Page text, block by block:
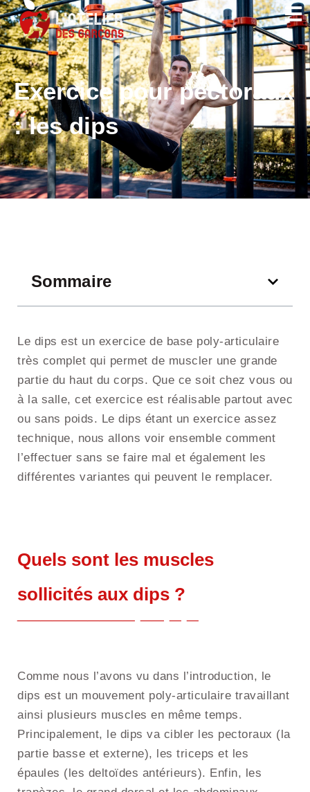
Exercice pour pectoraux
: les dips
Sommaire
Le dips est un exercice de base poly-articulaire
très complet qui permet de muscler une grande
partie du haut du corps. Que ce soit chez vous ou
à la salle, cet exercice est réalisable partout avec
ou sans poids. Le dips étant un exercice assez
technique, nous allons voir ensemble comment
l’effectuer sans se faire mal et également les
différentes variantes qui peuvent le remplacer.
Quels sont les muscles
sollicités aux dips ?
Comme nous l’avons vu dans l’introduction, le
dips est un mouvement poly-articulaire travaillant
ainsi plusieurs muscles en même temps.
Principalement, le dips va cibler les pectoraux (la
partie basse et externe), les triceps et les
épaules (les deltoïdes antérieurs). Enfin, les